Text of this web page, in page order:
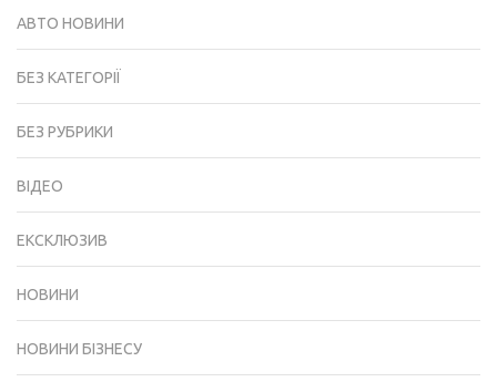
АВТО НОВИНИ
БЕЗ КАТЕГОРІЇ
БЕЗ РУБРИКИ
ВІДЕО
ЕКСКЛЮЗИВ
НОВИНИ
НОВИНИ БІЗНЕСУ